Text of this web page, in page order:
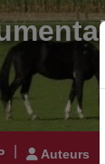
Auteurs